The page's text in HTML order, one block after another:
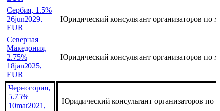
EUR
Сербия, 1.5%
26jun2029,
EUR
Юридический консультант организаторов по
Сербия, 1.5%
26jun2029,
EUR
Северная
Македония,
2.75%
18jan2025,
EUR